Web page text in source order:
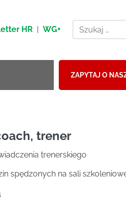
HR | WG+
ZAPYTAJ O
trener
trenerskiego
spędzonych na sali